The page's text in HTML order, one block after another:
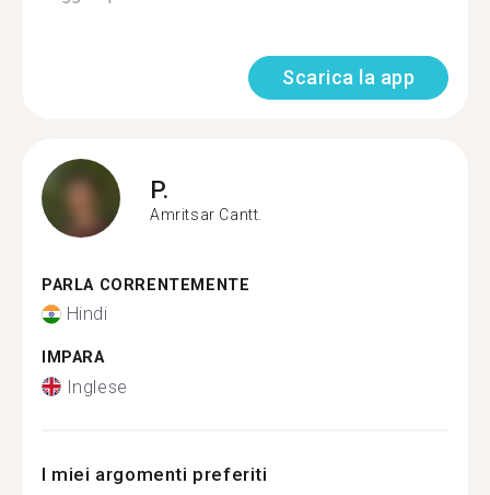
Scarica la app
P.
Amritsar Cantt.
PARLA CORRENTEMENTE
Hindi
IMPARA
Inglese
I miei argomenti preferiti